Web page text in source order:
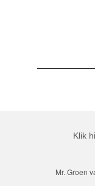
Klik
Mr. Groen